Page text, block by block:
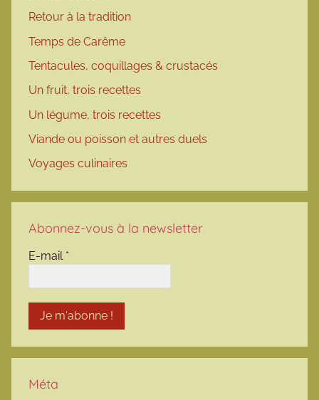
Retour à la tradition
Temps de Carême
Tentacules, coquillages & crustacés
Un fruit, trois recettes
Un légume, trois recettes
Viande ou poisson et autres duels
Voyages culinaires
Abonnez-vous à la newsletter
E-mail *
Méta